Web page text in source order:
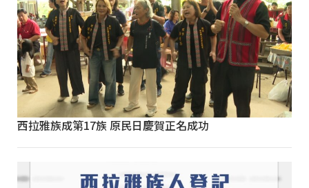
西拉雅族成第17族 原民日慶賀正名成功